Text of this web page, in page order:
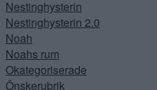
Nestinghysterin
Nestinghysterin 2.0
Noah
Noahs rum
Okategoriserade
Önskerubrik